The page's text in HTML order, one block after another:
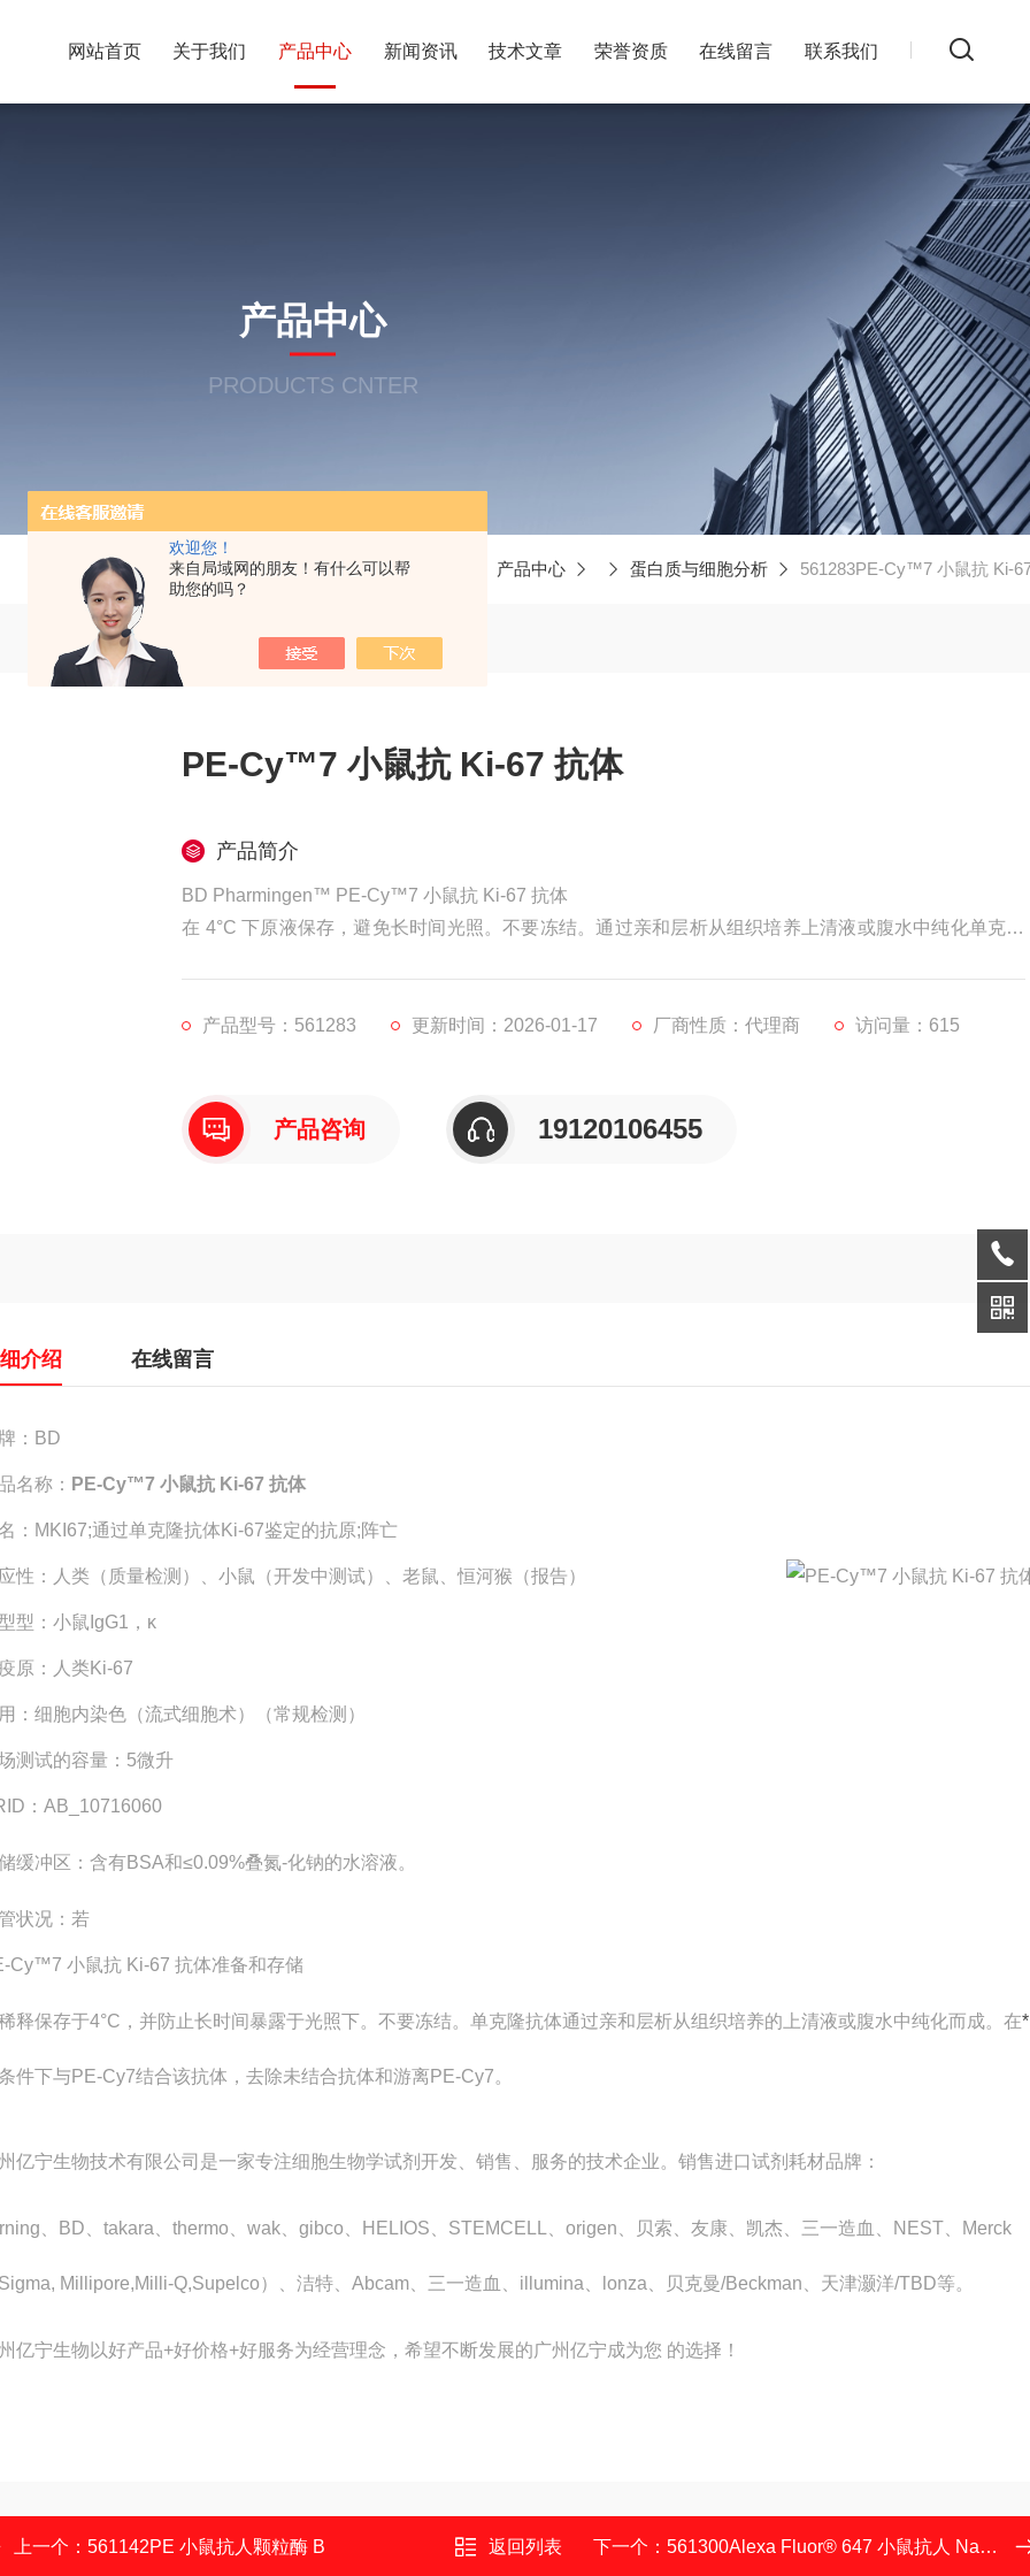
欢迎您！
来自局域网的朋友！有什么可以帮
助您的吗？
网站首页 关于我们 产品中心 新闻资讯 技术文章 荣誉资质 在线留言 联系我们
产品中心
PRODUCTS CNTER
当前位置： 产品中心 蛋白质与细胞分析 561283PE-Cy™7 小鼠抗 Ki-
PE-Cy™7 小鼠抗 Ki-67 抗体
产品简介
BD Pharmingen™ PE-Cy™7 小鼠抗 Ki-67 抗体
在 4°C 下原液保存，避免长时间光照。不要冻结。通过亲和层析从组织培养上清液或腹水中纯化单克隆
产品型号：561283 更新时间：2026-01-17 厂商性质：代理商 访问量：615
产品咨询 19120106455
介绍 在线留言
：BD
名称： PE-Cy™7 小鼠抗 Ki-67 抗体
：MKI67;通过单克隆抗体Ki-67鉴定的抗原;阵亡
性：人类（质量检测）、小鼠（开发中测试）、老鼠、恒河猴（报告）
型：小鼠IgG1，κ
原：人类Ki-67
：细胞内染色（流式细胞术）（常规检测）
测试的容量：5微升
：AB_10716060
缓冲区：含有BSA和≤0.09%叠氮-化钠的水溶液。
状况：若
Cy™7 小鼠抗 Ki-67 抗体准备和存储
释保存于4°C，并防止长时间暴露于光照下。不要冻结。单克隆抗体通过亲和层析从组织培养的上清液或腹水中纯化而成。在*
件下与PE-Cy7结合该抗体，去除未结合抗体和游离PE-Cy7。
亿宁生物技术有限公司是一家专注细胞生物学试剂开发、销售、服务的技术企业。销售进口试剂耗材品牌：
、BD、takara、thermo、wak、gibco、HELIOS、STEMCELL、origen、贝索、友康、凯杰、三一造血、NEST、Merck
Millipore,Milli-Q,Supelco）、洁特、Abcam、三一造血、illumina、lonza、贝克曼/Beckman、天津灏洋/TBD等。
亿宁生物以好产品+好价格+好服务为经营理念，希望不断发展的广州亿宁成为您 的选择！
上一个：561142PE 小鼠抗人颗粒酶 B 返回列表 下一个： 561300Alexa Fluor® 647 小鼠抗人 Nanog